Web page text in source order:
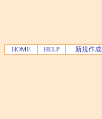
HOME HELP 新規作成